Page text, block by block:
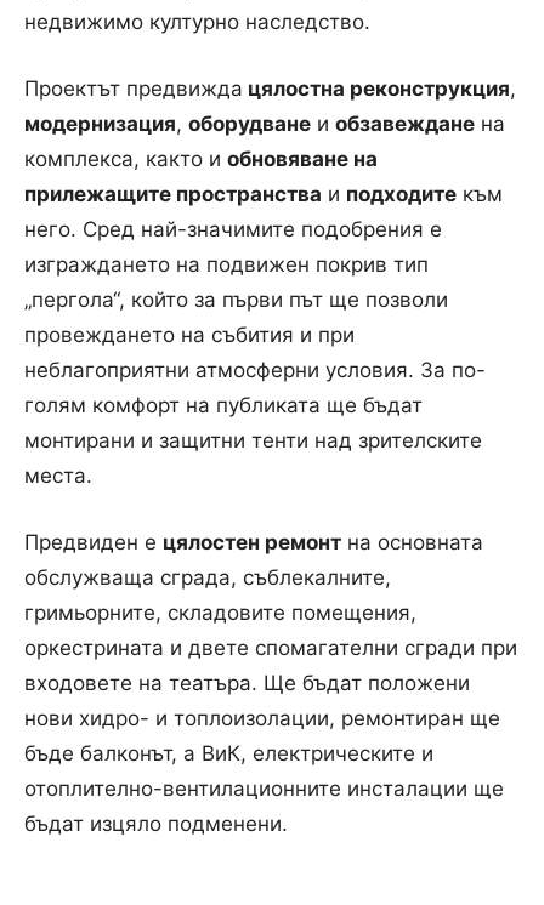
недвижимо културно наследство.
Проектът предвижда цялостна реконструкция,
модернизация, оборудване и обзавеждане на
комплекса, както и обновяване на
прилежащите пространства и подходите към
него. Сред най-значимите подобрения е
изграждането на подвижен покрив тип
„пергола“, който за първи път ще позволи
провеждането на събития и при
неблагоприятни атмосферни условия. За по-
голям комфорт на публиката ще бъдат
монтирани и защитни тенти над зрителските
места.
Предвиден е цялостен ремонт на основната
обслужваща сграда, съблекалните,
гримьорните, складовите помещения,
оркестрината и двете спомагателни сгради при
входовете на театъра. Ще бъдат положени
нови хидро- и топлоизолации, ремонтиран ще
бъде балконът, а ВиК, електрическите и
отоплително-вентилационните инсталации ще
бъдат изцяло подменени.